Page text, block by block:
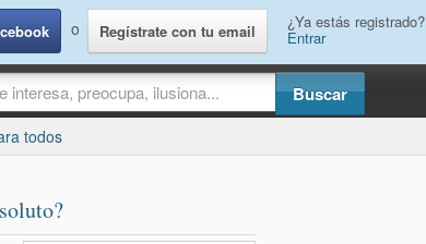
o Regístrate con tu email ¿Ya estás registrado?
Entrar
todos